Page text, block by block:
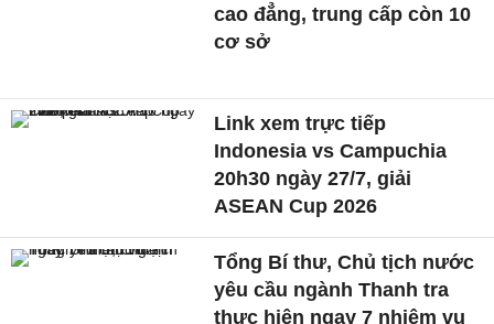
cao đẳng, trung cấp còn 10
cơ sở
Link xem trực tiếp
Indonesia vs Campuchia
20h30 ngày 27/7, giải
ASEAN Cup 2026
Tổng Bí thư, Chủ tịch nước
yêu cầu ngành Thanh tra
thực hiện ngay 7 nhiệm vụ